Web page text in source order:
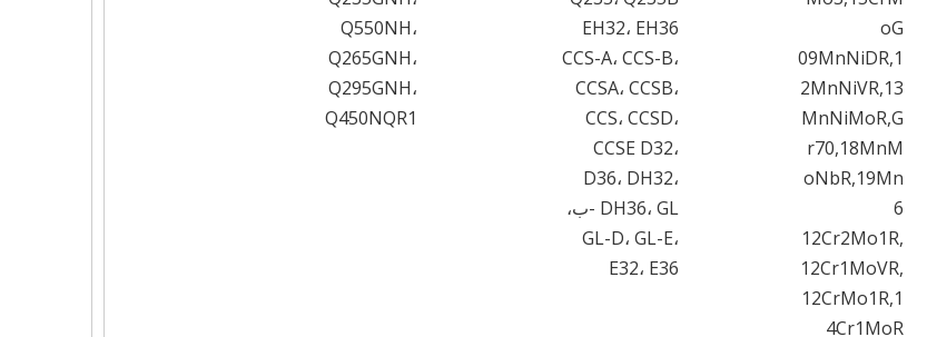
oG
09MnNiDR,1
2MnNiVR,13
MnNiMoR,G
r70,18MnM
oNbR,19Mn
6
12Cr2Mo1R,
12Cr1MoVR,
12CrMo1R,1
4Cr1MoR
EH32، EH36
CCS-A، CCS-B،
CCSA، CCSB،
CCS، CCSD،
CCSE D32،
D36، DH32،
DH36، GL -ب،
GL-D، GL-E،
E32، E36
Q550NH،
Q265GNH،
Q295GNH،
Q450NQR1